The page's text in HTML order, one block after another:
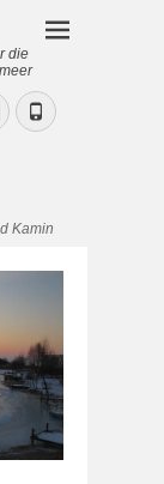
die
Instagram
Phone
Kamin